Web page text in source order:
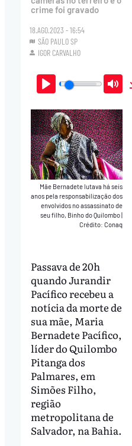
crime foi gravado
18.AGO.2023 - 16:54
SÃO PAULO SP
IGOR CARVALHO
Play Mute
Mãe Bernadete lutava há seis
anos pela responsabilização dos
envolvidos no assassinato de
seu filho, Binho do Quilombo|
Crédito: Conaq
Passava de 20h
quando Jurandir
Pacífico recebeu a
notícia da morte de
sua mãe, Maria
Bernadete Pacífico,
líder do Quilombo
Pitanga dos
Palmares, em
Simões Filho,
região
metropolitana de
Salvador, na Bahia.